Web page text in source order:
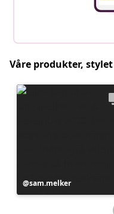
Våre produkter,
Innlegg
publisert
sam.melker